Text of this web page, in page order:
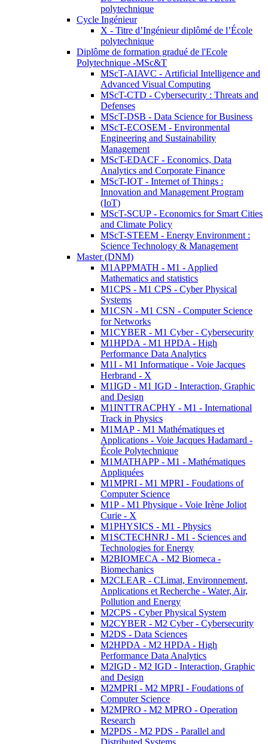
polytechnique
Cycle Ingénieur
X - Titre d’Ingénieur diplômé de l’École
polytechnique
Diplôme de formation gradué de l'Ecole
Polytechnique -MSc&T
MScT-AIAVC - Artificial Intelligence and
Advanced Visual Computing
MScT-CTD - Cybersecurity : Threats and
Defenses
MScT-DSB - Data Science for Business
MScT-ECOSEM - Environmental
Engineering and Sustainability
Management
MScT-EDACF - Economics, Data
Analytics and Corporate Finance
MScT-IOT - Internet of Things :
Innovation and Management Program
(IoT)
MScT-SCUP - Economics for Smart Cities
and Climate Policy
MScT-STEEM - Energy Environment :
Science Technology & Management
Master (DNM)
M1APPMATH - M1 - Applied
Mathematics and statistics
M1CPS - M1 CPS - Cyber Physical
Systems
M1CSN - M1 CSN - Computer Science
for Networks
M1CYBER - M1 Cyber - Cybersecurity
M1HPDA - M1 HPDA - High
Performance Data Analytics
M1I - M1 Informatique - Voie Jacques
Herbrand - X
M1IGD - M1 IGD - Interaction, Graphic
and Design
M1INTTRACPHY - M1 - International
Track in Physics
M1MAP - M1 Mathématiques et
Applications - Voie Jacques Hadamard -
École Polytechnique
M1MATHAPP - M1 - Mathématiques
Appliquées
M1MPRI - M1 MPRI - Foudations of
Computer Science
M1P - M1 Physique - Voie Irène Joliot
Curie - X
M1PHYSICS - M1 - Physics
M1SCTECHNRJ - M1 - Sciences and
Technologies for Energy
M2BIOMECA - M2 Biomeca -
Biomechanics
M2CLEAR - CLimat, Environnement,
Applications et Recherche - Water, Air,
Pollution and Energy
M2CPS - Cyber Physical System
M2CYBER - M2 Cyber - Cybersecurity
M2DS - Data Sciences
M2HPDA - M2 HPDA - High
Performance Data Analytics
M2IGD - M2 IGD - Interaction, Graphic
and Design
M2MPRI - M2 MPRI - Foudations of
Computer Science
M2MPRO - M2 MPRO - Operation
Research
M2PDS - M2 PDS - Parallel and
Distributed Systems